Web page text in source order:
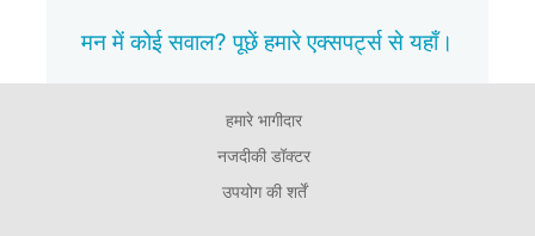
मन में कोई सवाल? पूछें हमारे एक्सपर्ट्स सेयहाँ।
हमारे भागीदार
नजदीकी डॉक्टर
उपयोग की शर्तें